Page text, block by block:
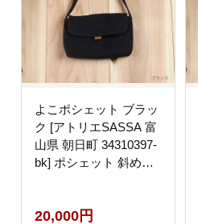
よこポシェット ブラッ
ク [アトリエSASSA 富
山県 朝日町 34310397-
bk] ポシェット 斜めが
作り シンプル レザー
20,000円